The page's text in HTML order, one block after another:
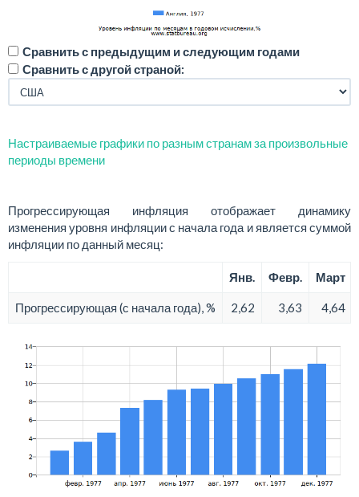
Сравнить с предыдущим и следующим годами
Сравнить с другой страной:
Настраиваемые графики по разным странам за произвольные
периоды времени
Прогрессирующая инфляция отображает динамику
изменения уровня инфляции с начала года и является суммой
инфляции по данный месяц:
Янв. Февр. Март
Прогрессирующая (с начала года), % 2,62 3,63 4,64